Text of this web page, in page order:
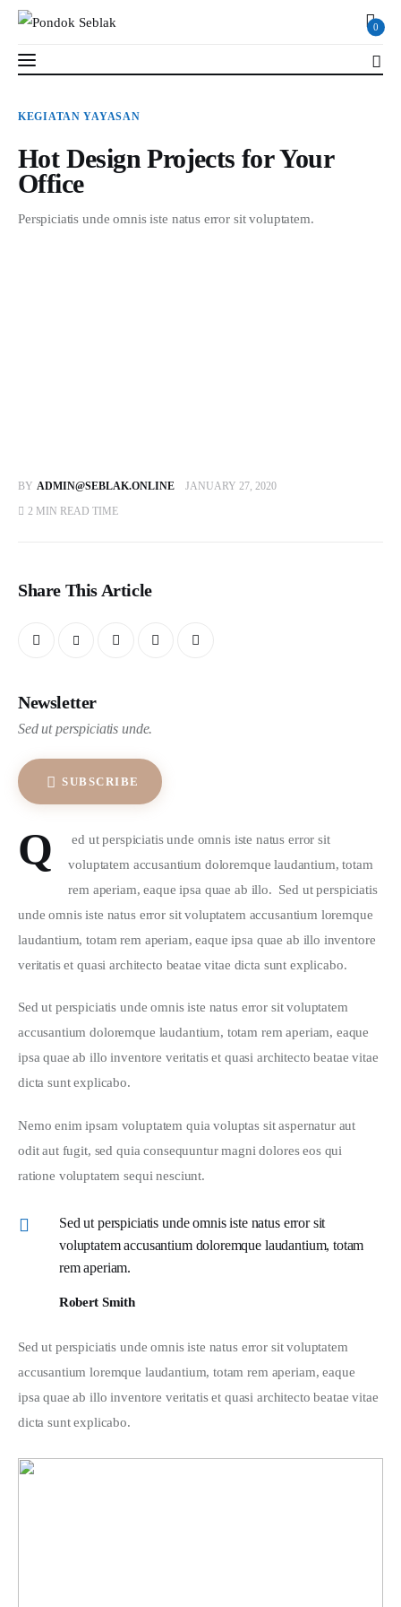
0
2 MIN Read Time
Profil
Berita
KEGIATAN YAYASAN
Hot Design Projects for Your
Office
Perspiciatis unde omnis iste natus error sit voluptatem.
BY ADMIN@SEBLAK.ONLINE
JANUARY 27, 2020
2 MIN READ TIME
Share This Article
Newsletter
Sed ut perspiciatis unde.
SUBSCRIBE
Q
ed ut perspiciatis unde omnis iste natus error sit
voluptatem accusantium doloremque laudantium, totam
rem aperiam, eaque ipsa quae ab illo.  Sed ut perspiciatis
unde omnis iste natus error sit voluptatem accusantium loremque
laudantium, totam rem aperiam, eaque ipsa quae ab illo inventore
veritatis et quasi architecto beatae vitae dicta sunt explicabo.
Sed ut perspiciatis unde omnis iste natus error sit voluptatem
accusantium doloremque laudantium, totam rem aperiam, eaque
ipsa quae ab illo inventore veritatis et quasi architecto beatae vitae
dicta sunt explicabo.
Nemo enim ipsam voluptatem quia voluptas sit aspernatur aut
odit aut fugit, sed quia consequuntur magni dolores eos qui
ratione voluptatem sequi nesciunt.
Sed ut perspiciatis unde omnis iste natus error sit
voluptatem accusantium doloremque laudantium, totam
rem aperiam.
Robert Smith
Sed ut perspiciatis unde omnis iste natus error sit voluptatem
accusantium loremque laudantium, totam rem aperiam, eaque
ipsa quae ab illo inventore veritatis et quasi architecto beatae vitae
dicta sunt explicabo.